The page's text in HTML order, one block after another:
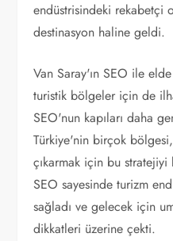
endüstrisindeki rekabetçi
destinasyon haline geldi.
Van Saray'ın SEO ile
turistik bölgeler için de
SEO'nun kapıları daha
Türkiye'nin birçok
çıkarmak için bu stratejiyi
SEO sayesinde turizm
sağladı ve gelecek için
dikkatleri üzerine çekti.